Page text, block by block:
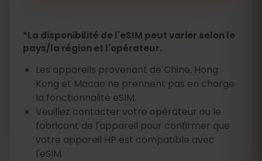
*La disponibilité de l'eSIM peut varier selon le
pays/la région et l'opérateur.
Les appareils provenant de Chine, Hong
Kong et Macao ne prennent pas en charge
la fonctionnalité eSIM.
Veuillez contacter votre opérateur ou le
fabricant de l'appareil pour confirmer que
votre appareil HP est compatible avec
l'eSIM.